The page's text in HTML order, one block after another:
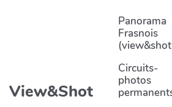
Aller au contenu principal
View&Shot
Panorama
Frasnois
Circuits-
photos